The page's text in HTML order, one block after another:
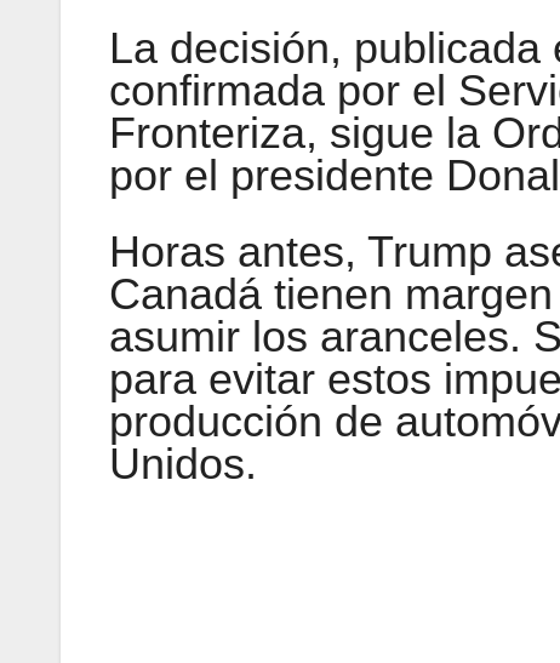
La decisión,
confirmada por el
Fronteriza, sigue la
por el presidente
Horas antes, Trump
Canadá tienen
asumir los aranceles.
para evitar estos
producción de
Unidos.